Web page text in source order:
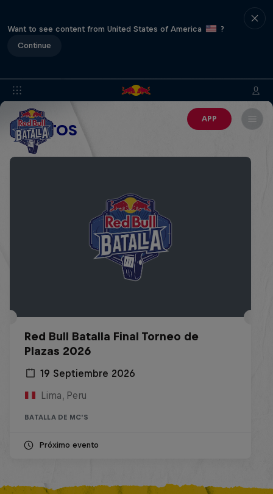
Want to see content from United States of America
?
Continue
APP
EVENTOS
Red Bull Batalla Final Torneo de
Plazas 2026
19 Septiembre 2026
Lima, Peru
BATALLA DE MC'S
Próximo evento